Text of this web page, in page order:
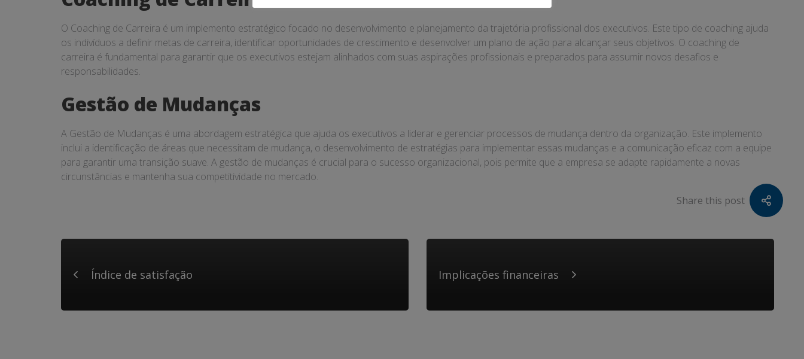
O Coaching de Carreira é um implemento estratégico focado no desenvolvimento e planejamento da trajetória profissional dos executivos. Este tipo de coaching ajuda
os indivíduos a definir metas de carreira, identificar oportunidades de crescimento e desenvolver um plano de ação para alcançar seus objetivos. O coaching de
carreira é fundamental para garantir que os executivos estejam alinhados com suas aspirações profissionais e preparados para assumir novos desafios e
responsabilidades.
Gestão de Mudanças
A Gestão de Mudanças é uma abordagem estratégica que ajuda os executivos a liderar e gerenciar processos de mudança dentro da organização. Este implemento
inclui a identificação de áreas que necessitam de mudança, o desenvolvimento de estratégias para implementar essas mudanças e a comunicação eficaz com a equipe
para garantir uma transição suave. A gestão de mudanças é crucial para o sucesso organizacional, pois permite que a empresa se adapte rapidamente a novas
circunstâncias e mantenha sua competitividade no mercado.
Share this post
Índice de satisfação Implicações financeiras